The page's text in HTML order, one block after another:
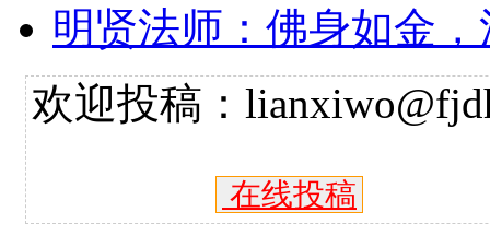
明贤法师：佛身如金
欢迎投稿：
在线投稿